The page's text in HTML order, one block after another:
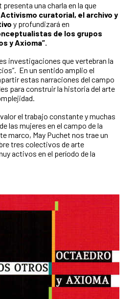
una charla en la que
Activismo curatorial, el archivo y
y profundizará en
de los grupos
y Axioma”.
investigaciones que vertebran la
En un sentido amplio el
estas narraciones del campo
para construir la historia del arte
el trabajo constante y muchas
las mujeres en el campo de la
marco, May Puchet nos trae un
tres colectivos de arte
activos en el período de la